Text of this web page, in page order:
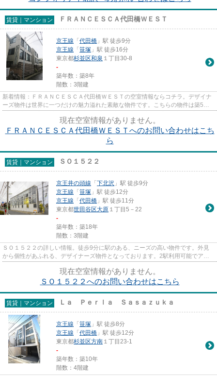
賃貸｜マンション ＦＲＡＮＣＥＳＣＡ代田橋ＷＥＳＴ
京王線 「 代田橋 」駅 徒歩9分
京王線 「 笹塚 」駅 徒歩16分
東京都杉並区和泉 １丁目30-8
-
築年数：築8年
階数：3階建
新着情報：ＦＲＡＮＣＥＳＣＡ代田橋ＷＥＳＴの空室情報ならコチラ。デザイナ
ーズ物件は世界に一つだけの魅力溢れた素敵な物件です。こちらの物件は築5年
現在空室情報がありません。
ＦＲＡＮＣＥＳＣＡ代田橋ＷＥＳＴへのお問い合わせはこち
ら
賃貸｜マンション ＳＯ１５２２
京王井の頭線 「 下北沢 」駅 徒歩9分
京王線 「 笹塚 」駅 徒歩12分
京王線 「 代田橋 」駅 徒歩11分
東京都世田谷区大原 １丁目5－22
-
築年数：築18年
階数：3階建
ＳＯ１５２２の詳しい情報。徒歩9分に駅のある、ニーズの高い物件です。外見
から個性があふれる、デザイナーズ物件となっております。2駅利用可能でアク
現在空室情報がありません。
ＳＯ１５２２へのお問い合わせはこちら
賃貸｜マンション Ｌａ Ｐｅｒｌａ Ｓａｓａｚｕｋａ
京王線 「 笹塚 」駅 徒歩8分
京王線 「 代田橋 」駅 徒歩12分
東京都杉並区方南 １丁目23-1
-
築年数：築10年
階数：4階建